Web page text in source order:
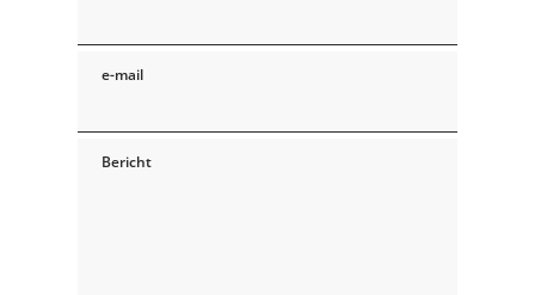
e-mail
Bericht